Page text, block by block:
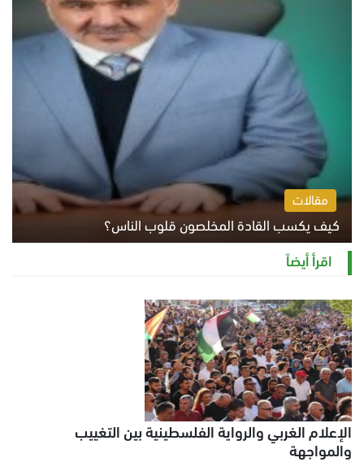
مقالات
كيف يكسب القادة المخلصون قلوب الناس؟
الثلاثاء 4 أغسطس 2026 12:27 م
اقرأ أيضاً
الإعلام الغربي والرواية الفلسطينية بين التغييب
والمواجهة